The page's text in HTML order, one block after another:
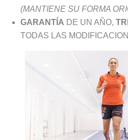
(MANTIENE SU FORMA
GARANTÍA DE UN AÑO,
TODAS LAS